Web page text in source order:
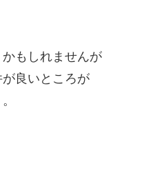
もしれませんが
良いところが